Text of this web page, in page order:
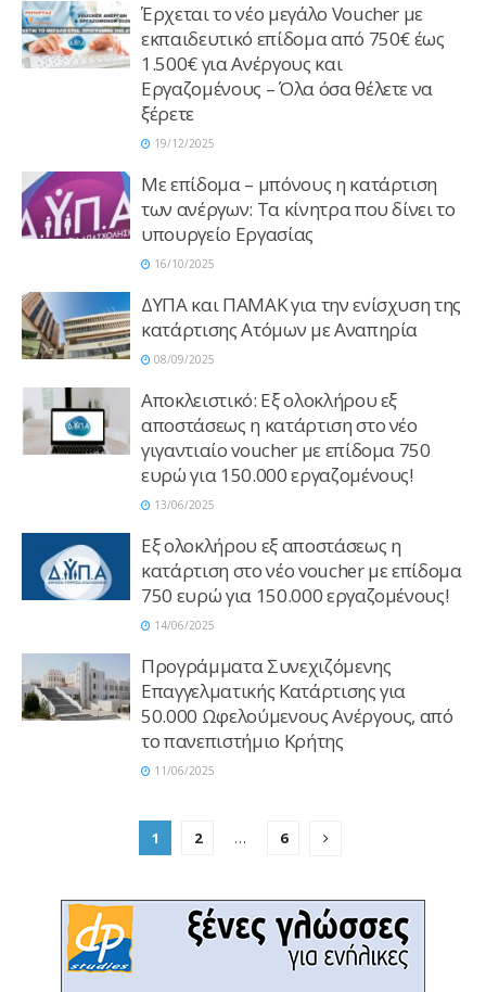
Έρχεται το νέο μεγάλο Voucher με
εκπαιδευτικό επίδομα από 750€ έως
1.500€ για Ανέργους και
Εργαζομένους – Όλα όσα θέλετε να
ξέρετε
19/12/2025
Με επίδομα – μπόνους η κατάρτιση
των ανέργων: Τα κίνητρα που δίνει το
υπουργείο Εργασίας
16/10/2025
ΔΥΠΑ και ΠΑΜΑΚ για την ενίσχυση της
κατάρτισης Ατόμων με Αναπηρία
08/09/2025
Αποκλειστικό: Εξ ολοκλήρου εξ
αποστάσεως η κατάρτιση στο νέο
γιγαντιαίο voucher με επίδομα 750
ευρώ για 150.000 εργαζομένους!
13/06/2025
Εξ ολοκλήρου εξ αποστάσεως η
κατάρτιση στο νέο voucher με επίδομα
750 ευρώ για 150.000 εργαζομένους!
14/06/2025
Προγράμματα Συνεχιζόμενης
Επαγγελματικής Κατάρτισης για
50.000 Ωφελούμενους Ανέργους, από
το πανεπιστήμιο Κρήτης
11/06/2025
1 2 … 6